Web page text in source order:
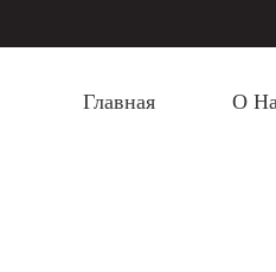
Главная О